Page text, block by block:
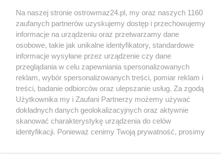
OstrowMaz24
OstrowMaz24
Spotkanie z Rafałem
Trzaskowskim w Ostrowi
Mazowieckiej
06.04.2025 13:49
OstrowMaz24
Ostrowski Styl 2025
10.03.2025 12:30
OstrowMaz24
Na naszej stronie ostrowmaz24.pl, my oraz naszych 1160
zaufanych partnerów uzyskujemy dostęp i przechowujemy
informacje na urządzeniu oraz przetwarzamy dane
osobowe, takie jak unikalne identyfikatory, standardowe
informacje wysyłane przez urządzenie czy dane
przeglądania w celu zapewniania spersonalizowanych
reklam, wybór spersonalizowanych treści, pomiar reklam i
treści, badanie odbiorców oraz ulepszanie usług. Za zgodą
Użytkownika my i Zaufani Partnerzy możemy używać
dokładnych danych geolokalizacyjnych oraz aktywnie
skanować charakterystykę urządzenia do celów
identyfikacji. Ponieważ cenimy Twoją prywatność, prosimy